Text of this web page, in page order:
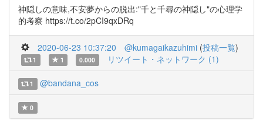
神隠しの意味,不安夢からの脱出:"千と千尋の神隠し"の心理学
的考察 https://t.co/2pCI9qxDRq
2020-06-23 10:37:20 @kumagaikazuhimi (投稿一覧)
1 1 0.000 リツイート・ネットワーク (1)
1 @bandana_cos
0